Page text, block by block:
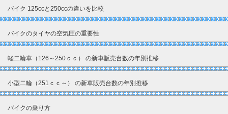
バイク 125ccと250ccの違いを比較
バイクのタイヤの空気圧の重要性
軽二輪車（126～250ｃｃ） の新車販売台数の年別推移
小型二輪（251ｃｃ～） の新車販売台数の年別推移
バイクの乗り方